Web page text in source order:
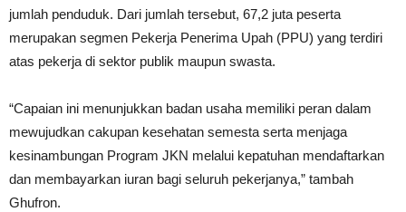
jumlah penduduk. Dari jumlah tersebut, 67,2 juta peserta
merupakan segmen Pekerja Penerima Upah (PPU) yang terdiri
atas pekerja di sektor publik maupun swasta.
“Capaian ini menunjukkan badan usaha memiliki peran dalam
mewujudkan cakupan kesehatan semesta serta menjaga
kesinambungan Program JKN melalui kepatuhan mendaftarkan
dan membayarkan iuran bagi seluruh pekerjanya,” tambah
Ghufron.